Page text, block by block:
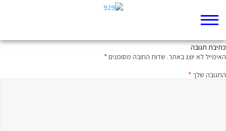
כתיבת תגובה
האימייל לא יוצג באתר. שדות החובה מסומנים*
התגובה שלך*